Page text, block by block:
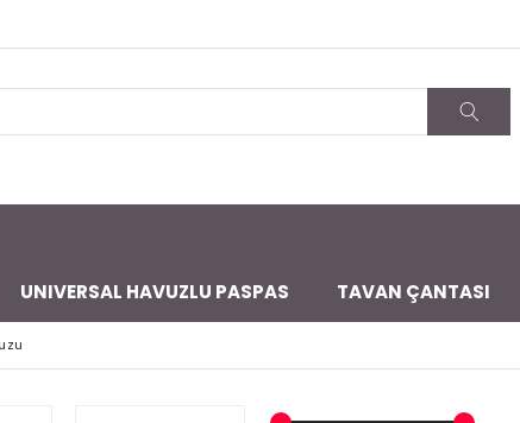
UNIVERSAL HAVUZLU PASPAS TAVAN ÇANTASI